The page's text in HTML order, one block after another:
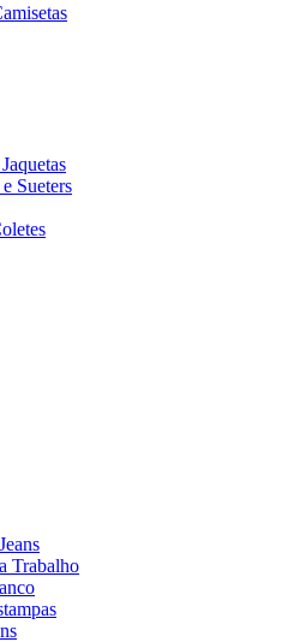
Sueters
Trabalho